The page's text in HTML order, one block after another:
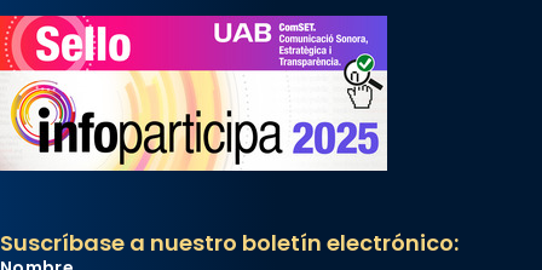
Suscríbase a nuestro boletín electrónico: